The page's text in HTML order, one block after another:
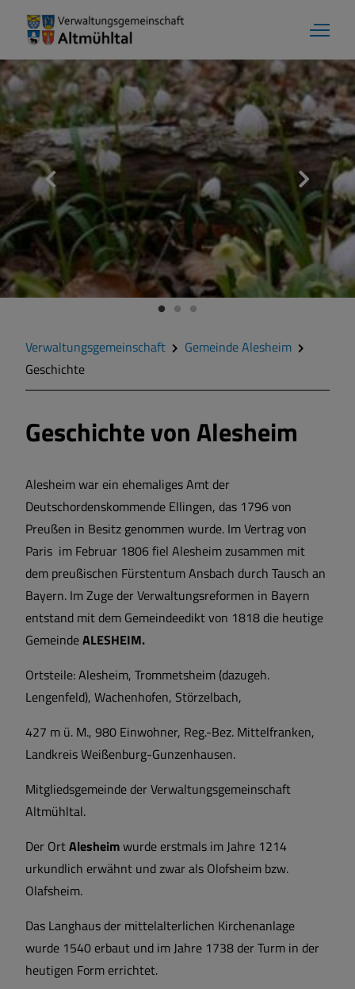
Aktuelles
Verwaltungsgemeinschaft
Gemeinde Alesheim
Markt Markt Berolzheim
Gemeinde Meinheim
Verwaltungsgemeinschaft
Gemeinde Alesheim
Geschichte
Geschichte von Alesheim
Alesheim war ein ehemaliges Amt der
Deutschordenskommende Ellingen, das 1796 von
Preußen in Besitz genommen wurde. Im Vertrag von
Paris im Februar 1806 fiel Alesheim zusammen mit
dem preußischen Fürstentum Ansbach durch Tausch an
Bayern. Im Zuge der Verwaltungsreformen in Bayern
entstand mit dem Gemeindeedikt von 1818 die heutige
GemeindeALESHEIM.
Ortsteile: Alesheim, Trommetsheim (dazugeh.
Lengenfeld), Wachenhofen, Störzelbach,
427 m ü. M., 980 Einwohner, Reg.-Bez. Mittelfranken,
Landkreis Weißenburg-Gunzenhausen.
Mitgliedsgemeinde der Verwaltungsgemeinschaft
Altmühltal.
Der OrtAlesheimwurde erstmals im Jahre 1214
urkundlich erwähnt und zwar als Olofsheim bzw.
Olafsheim.
Das Langhaus der mittelalterlichen Kirchenanlage
wurde 1540 erbaut und im Jahre 1738 der Turm in der
heutigen Form errichtet.